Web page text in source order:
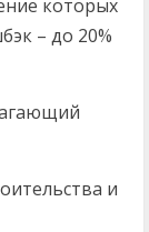
которых
– до 20%
и